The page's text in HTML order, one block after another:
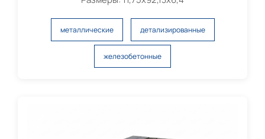
металлические детализированные
железобетонные